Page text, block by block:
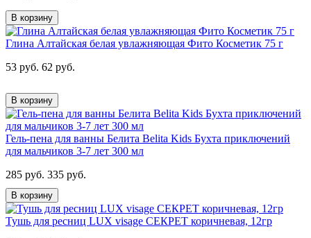
В корзину
Глина Алтайская белая увлажняющая Фито Косметик 75 г
53 руб. 62 руб.
В корзину
Гель-пена для ванны Белита Belita Kids Бухта приключений
для мальчиков 3-7 лет 300 мл
285 руб. 335 руб.
В корзину
Тушь для ресниц LUX visage СЕКРЕТ коричневая, 12гр